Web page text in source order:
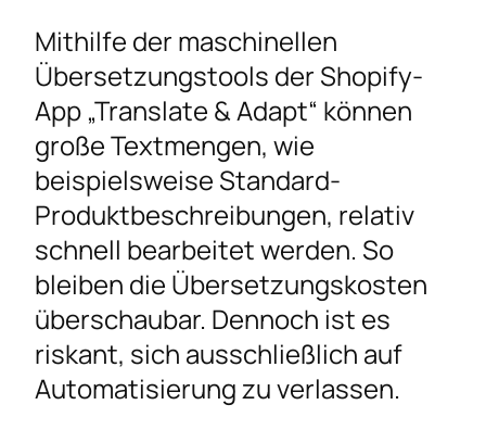
Mithilfe der maschinellen
Übersetzungstools der Shopify-
App „Translate & Adapt“ können
große Textmengen, wie
beispielsweise Standard-
Produktbeschreibungen, relativ
schnell bearbeitet werden. So
bleiben die Übersetzungskosten
überschaubar. Dennoch ist es
riskant, sich ausschließlich auf
Automatisierung zu verlassen.